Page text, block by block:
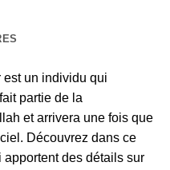
est un individu qui
partie de la
et arrivera une fois que
Découvrez dans ce
apportent des détails sur